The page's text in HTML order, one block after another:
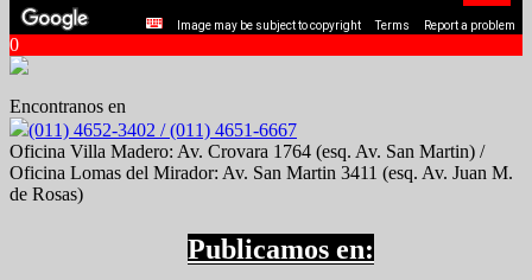
Image may be subject to copyright Terms Report a problem
0
Encontranos en
(011) 4652-3402 / (011) 4651-6667
Oficina Villa Madero: Av. Crovara 1764 (esq. Av. San Martin) /
Oficina Lomas del Mirador: Av. San Martin 3411 (esq. Av. Juan M.
de Rosas)
Publicamos en: